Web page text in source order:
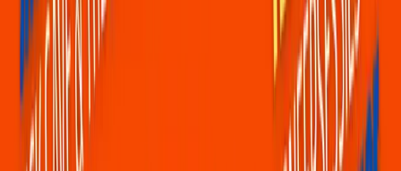
€100 rekenen we €6,50 verzendkosten in NL). Kom je
uit de buurt, maar had je zondagavond toch een glaasje
teveel op (hou kan dat nou?!), dan je haal je je tasje op in
de winkel in de Nieuwlandstraat.